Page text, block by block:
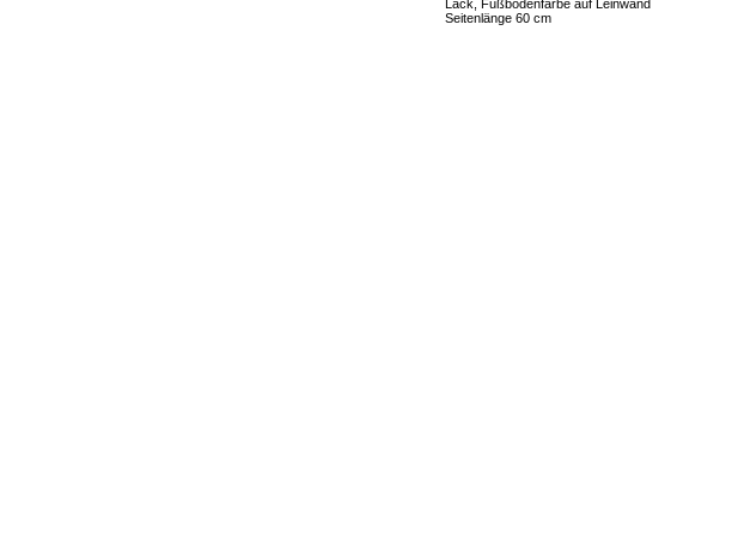
Lack, Fußbodenfarbe auf Leinwand
Seitenlänge 60 cm